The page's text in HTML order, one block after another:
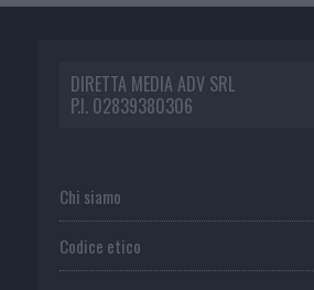
DIRETTA MEDIA ADV SRL
P.I. 02839380306
Chi siamo
Codice etico